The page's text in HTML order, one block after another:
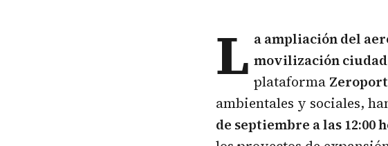
L a ampliación del
movilización
plataforma Zeroport
ambientales y sociales,
de septiembre a las 12:00